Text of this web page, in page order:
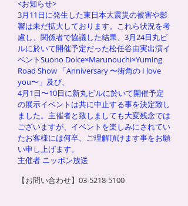
<お知らせ>
3月11日に発生した東日本大震災の被害や影
響は未だ拡大しております。これら状況を考
慮し、関係者で協議した結果、3月24日丸ビ
ルに於いて開催予定だった松任谷由実出演イ
ベントSuono Dolce×Marunouchi×Yuming
Road Show 「Anniversary 〜街角の I love
you〜」及び、
4月1日〜10日に新丸ビルに於いて開催予定
の展示イベントは共に中止する事を決定致し
ました。主催者と致しましても大変残念では
ございますが、イベントを楽しみにされてい
たお客様には何卒、ご理解頂けます事をお願
い申し上げます。
主催者 ニッポン放送
【お問い合わせ】03-5218-5100